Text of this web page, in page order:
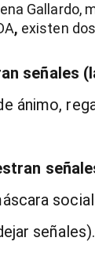
, existen
señales
ánimo,